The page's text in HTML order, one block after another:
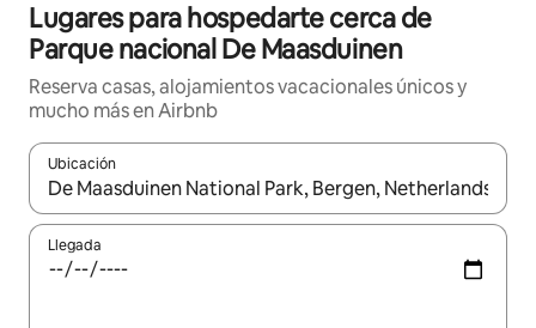
Lugares para hospedarte cerca de
Parque nacional De Maasduinen
Reserva casas, alojamientos vacacionales únicos y
mucho más en Airbnb
Ubicación
Cuando los resultados estén disponibles, podrás navegar
Llegada